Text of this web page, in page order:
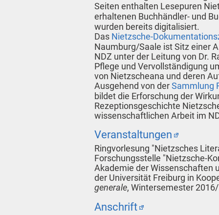
Seiten enthalten Lesepuren
erhaltenen Buchhändler- und
wurden bereits digitalisiert.
Das Nietzsche-
Naumburg/Saale ist Sitz einer
NDZ unter der Leitung von Dr.
Pflege und Vervollständigung
von Nietzscheana und deren
Ausgehend von derSammlung
bildet die Erforschung der
Rezeptionsgeschichte
wissenschaftlichen Arbeit im
Veranstaltungen
Ringvorlesung "Nietzsches
Forschungsstelle "Nietzsche-
Akademie der Wissenschaften
der Universität Freiburg in
generale, Wintersemester
Anschrift